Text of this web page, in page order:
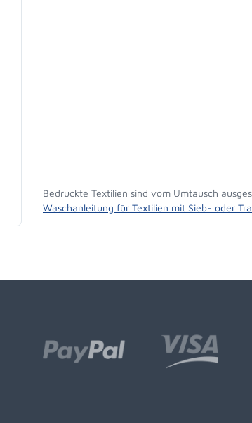
Bedruckte Textilien sind vom Umtausch
Waschanleitung für Textilien mit Sieb- oder